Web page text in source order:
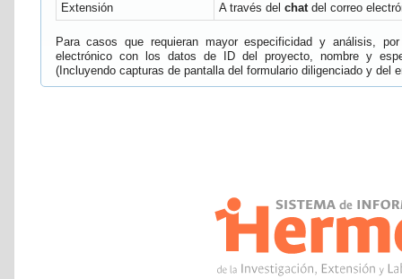
Extensión
A través del chatdel correo
Para casos que requieran mayor especificidad y análisis,
electrónico con los datos de ID del proyecto, nombre y
(Incluyendo capturas de pantalla del formulario diligenciado y del